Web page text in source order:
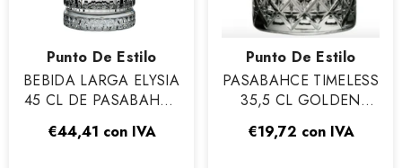
Vendor:
Punto De Estilo
BEBIDA LARGA ELYSIA
45 CL DE PASABAHCE
€44,41 con IVA
Vendor:
Punto De Estilo
PASABAHCE TIMELESS
35,5 CL GOLDEN
DE 4
€19,72 con IVA